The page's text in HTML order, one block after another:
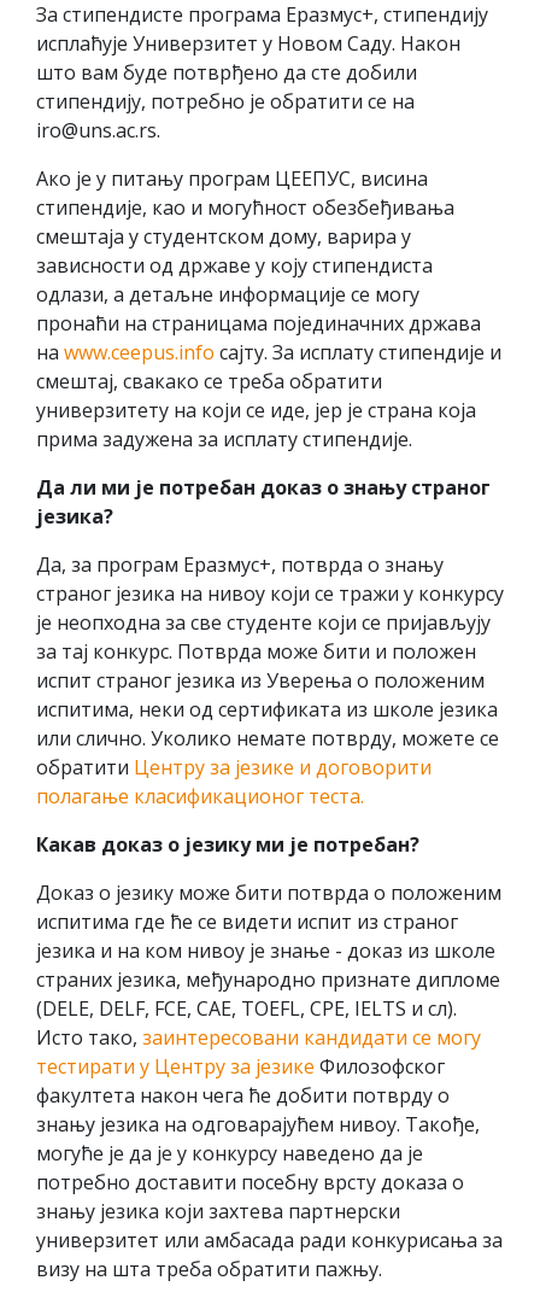
За стипендисте програма Еразмус+, стипендију
исплаћује Универзитет у Новом Саду. Након
што вам буде потврђено да сте добили
стипендију, потребно је обратити се на
iro@uns.ac.rs.
Ако је у питању програм ЦЕЕПУС, висина
стипендије, као и могућност обезбеђивања
смештаја у студентском дому, варира у
зависности од државе у коју стипендиста
одлази, а детаљне информације се могу
пронаћи на страницама појединачних држава
на www.ceepus.info сајту. За исплату стипендије и
смештај, свакако се треба обратити
универзитету на који се иде, јер је страна која
прима задужена за исплату стипендије.
Да ли ми је потребан доказ о знању страног
језика?
Да, за програм Еразмус+, потврда о знању
страног језика на нивоу који се тражи у конкурсу
је неопходна за све студенте који се пријављују
за тај конкурс. Потврда може бити и положен
испит страног језика из Уверења о положеним
испитима, неки од сертификата из школе језика
или слично. Уколико немате потврду, можете се
обратити Центру за језике и договорити
полагање класификационог теста.
Какав доказ о језику ми је потребан?
Доказ о језику може бити потврда о положеним
испитима где ће се видети испит из страног
језика и на ком нивоу је знање - доказ из школе
страних језика, међународно признате дипломе
(DELE, DELF, FCE, CAE, TOEFL, CPE, IELTS и сл).
Исто тако, заинтересовани кандидати се могу
тестирати у Центру за језике Филозофског
факултета након чега ће добити потврду о
знању језика на одговарајућем нивоу. Такође,
могуће је да је у конкурсу наведено да је
потребно доставити посебну врсту доказа о
знању језика који захтева партнерски
универзитет или амбасада ради конкурисања за
визу на шта треба обратити пажњу.